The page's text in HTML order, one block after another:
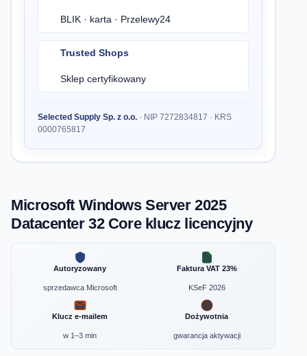
BLIK · karta · Przelewy24
Trusted Shops
Sklep certyfikowany
Selected Supply Sp. z o.o. · NIP 7272834817 · KRS
0000765817
Microsoft Windows Server 2025
Datacenter 32 Core klucz licencyjny
Autoryzowany
sprzedawca Microsoft
Faktura VAT 23%
KSeF 2026
Klucz e-mailem
w 1–3 min
Dożywotnia
gwarancja aktywacji